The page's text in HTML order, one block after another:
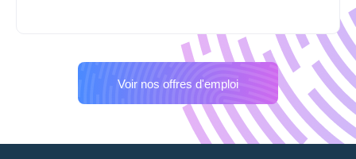
Voir nos offres d'emploi